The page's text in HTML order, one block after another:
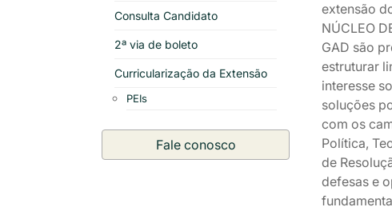
Consulta Candidato
2ª via de boleto
Curricularização da Extensão
PEIs
Fale conosco
extensão
NÚCLEO
GAD são
estruturar
interesse
soluções
com os
Política,
de
defesas e